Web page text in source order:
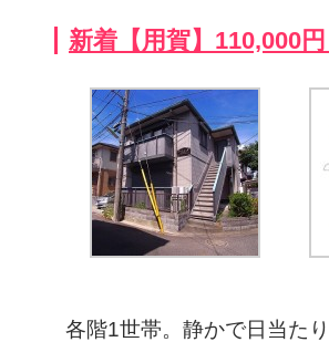
新着【用賀】
各階1世帯。静かで日当た